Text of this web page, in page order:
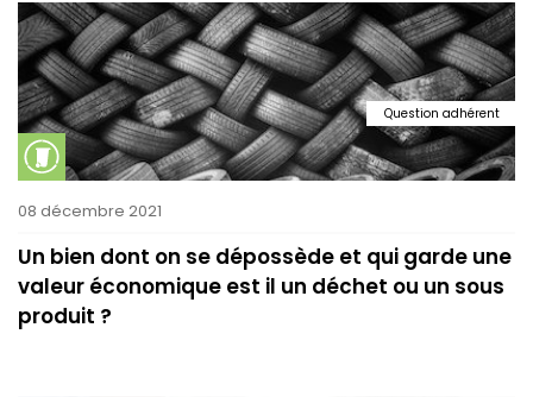
Question adhérent
08 décembre 2021
Un bien dont on se dépossède et qui garde une
valeur économique est il un déchet ou un sous
produit ?